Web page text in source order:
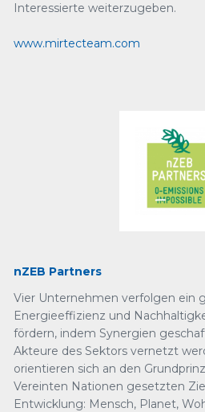
Interessierte weiterzugeben.
www.mirtecteam.com
nZEB Partners
Vier Unternehmen verfolgen ein
Energieeffizienz und
fördern, indem Synergien
Akteure des Sektors vernetzt
orientieren sich an den
Vereinten Nationen gesetzten
Entwicklung: Mensch, Planet,